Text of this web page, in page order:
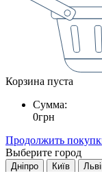
Корзина пуста
Сумма:
0грн
Продолжить
Выберите город
Дніпро Київ